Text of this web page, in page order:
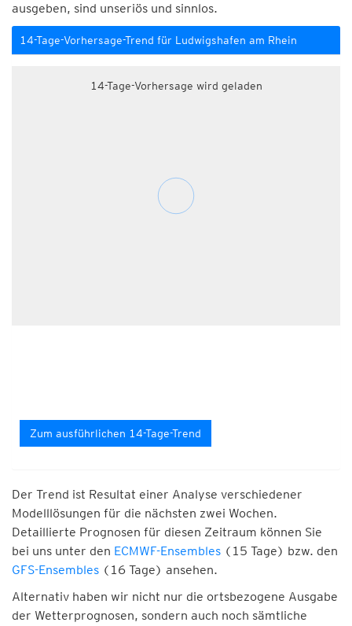
ausgeben, sind unseriös und sinnlos.
14-Tage-Vorhersage-Trend für Ludwigshafen am Rhein
14-Tage-Vorhersage wird geladen
Zum ausführlichen 14-Tage-Trend
Der Trend ist Resultat einer Analyse verschiedener
Modelllösungen für die nächsten zwei Wochen.
Detaillierte Prognosen für diesen Zeitraum können Sie
bei uns unter den ECMWF-Ensembles (15 Tage) bzw. den
GFS-Ensembles (16 Tage) ansehen.
Alternativ haben wir nicht nur die ortsbezogene Ausgabe
der Wetterprognosen, sondern auch noch sämtliche